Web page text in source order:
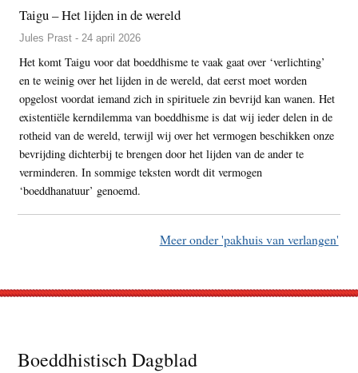
Taigu – Het lijden in de wereld
Jules Prast - 24 april 2026
Het komt Taigu voor dat boeddhisme te vaak gaat over ‘verlichting’
en te weinig over het lijden in de wereld, dat eerst moet worden
opgelost voordat iemand zich in spirituele zin bevrijd kan wanen. Het
existentiële kerndilemma van boeddhisme is dat wij ieder delen in de
rotheid van de wereld, terwijl wij over het vermogen beschikken onze
bevrijding dichterbij te brengen door het lijden van de ander te
verminderen. In sommige teksten wordt dit vermogen
‘boeddhanatuur’ genoemd.
Meer onder 'pakhuis van verlangen'
Footer
Boeddhistisch Dagblad